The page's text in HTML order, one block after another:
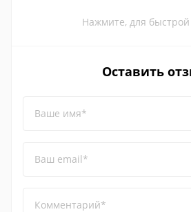
Нажмите, для
Оставить
Ваше имя*
Ваш email*
Комментарий*